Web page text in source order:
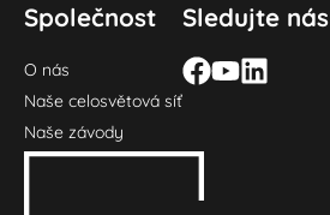
Společnost
O nás
Naše celosvětová síť
Naše závody
Sledujte nás